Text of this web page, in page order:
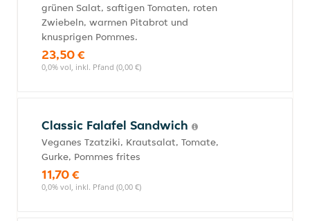
grünen Salat, saftigen Tomaten, roten
Zwiebeln, warmen Pitabrot und
knusprigen Pommes.
23,50 €
0,0% vol, inkl. Pfand (0,00 €)
Classic Falafel Sandwich
Veganes Tzatziki, Krautsalat, Tomate,
Gurke, Pommes frites
11,70 €
0,0% vol, inkl. Pfand (0,00 €)